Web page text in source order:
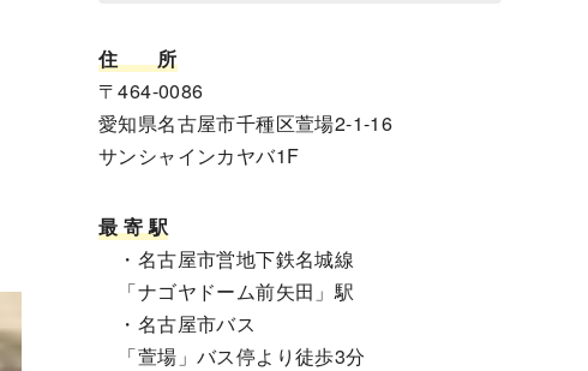
住
所
〒464-0086
愛知県名古屋市千種区萱場2-1-16
サンシャインカヤバ1F
最 寄 駅
・名古屋市営地下鉄名城線
「ナゴヤドーム前矢田」駅
・名古屋市バス
「萱場」バス停より徒歩3分